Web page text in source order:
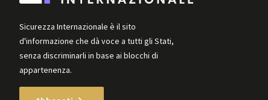
Sicurezza Internazionale è il sito
d'informazione che dà voce a tutti gli Stati,
senza discriminarli in base ai blocchi di
appartenenza.